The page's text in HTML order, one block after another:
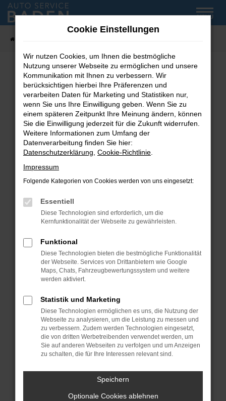
Zum
Hauptinhalt
MENÜ
Fehler: Network Error
Beim Laden ist ein Fehler aufgetreten.
Hier sind ein paar Tipps, die dir helfen können:
Überprüfe deine Firewall und deine
Internetverbindung.
Laden andere Webseiten, zum Beispiel deine
Suchmaschine?
Prüfe deine Browsererweiterungen.
können das Laden bestimmter Seiten
verhindern. Funktioniert die Seite in einem
Fenster?
Starte dein Gerät neu.
Das kann manchmal helfen, vorübergehende
Probleme zu beheben.
Betriebssystem auf dem neuesten Stand
sind.
Veraltete Software birgt nicht nur ein
Sicherheitsrisiko, sondern kann auch dazu
führen, dass bestimmte Funktionen nicht mehr
unterstützt werden.
Wende dich an den Webseitenbetreiber.
Wenn du alle oben genannten Schritte versucht
hast, kontaktiere uns bitte. Wir werden
Cookie Einstellungen
Wir nutzen Cookies, um Ihnen die bestmögliche
Nutzung unserer Webseite zu ermöglichen und unsere
Kommunikation mit Ihnen zu verbessern. Wir
berücksichtigen hierbei Ihre Präferenzen und
verarbeiten Daten für Marketing und Statistiken nur,
wenn Sie uns Ihre Einwilligung geben. Wenn Sie zu
einem späteren Zeitpunkt Ihre Meinung ändern, können
Sie die Einwilligung jederzeit für die Zukunft widerrufen.
Weitere Informationen zum Umfang der
Datenverarbeitung finden Sie hier:
Datenschutzerklärung Cookie-Richtlinie
Impressum
Folgende Kategorien von Cookies werden von uns eingesetzt:
Essentiell
Diese Technologien sind erforderlich, um die
Kernfunktionalität der Webseite zu gewährleisten.
Funktional
Diese Technologien bieten die bestmögliche Funktionalität
der Webseite. Services von Drittanbietern wie Google
Maps, Chats, Fahrzeugbewertungssystem und weitere
werden aktiviert.
Statistik und Marketing
Diese Technologien ermöglichen es uns, die Nutzung der
Webseite zu analysieren, um die Leistung zu messen und
zu verbessern. Zudem werden Technologien eingesetzt,
die von dritten Werbetreibenden verwendet werden, um
Sie auf anderen Webseiten zu verfolgen und um Anzeigen
zu schalten, die für Ihre Interessen relevant sind.
Speichern
Optionale Cookies ablehnen